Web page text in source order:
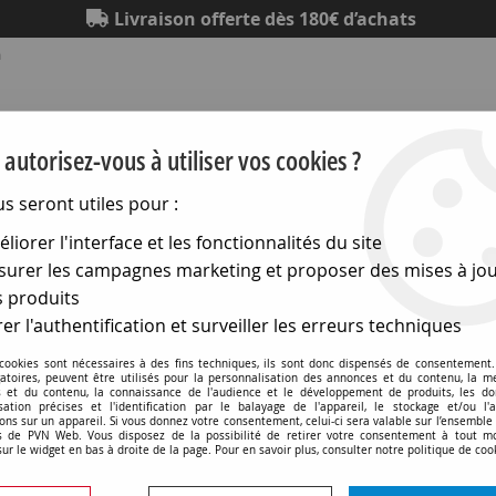
Livraison offerte dès 180€ d’achats
Eclairage Matériel électrique
>Connecteurs xlr
4 broches - nickelee - femelle
vous à utiliser vos cookies ?
seront utiles pour :
l'interface et les fonctionnalités du site
les campagnes marketing et proposer des mises à
produits
l'authentification et surveiller les erreurs techniques
sont nécessaires à des fins techniques, ils sont donc dispensés de
peuvent être utilisés pour la personnalisation des annonces et du contenu, la
et du contenu, la connaissance de l'audience et le développement de produits, les
précises et l'identification par le balayage de l'appareil, le stockage et/ou
sur un appareil. Si vous donnez votre consentement, celui-ci sera valable sur l’ensemble
de PVN Web. Vous disposez de la possibilité de retirer votre consentement à tout
le widget en bas à droite de la page. Pour en savoir plus, consulter notre politique de